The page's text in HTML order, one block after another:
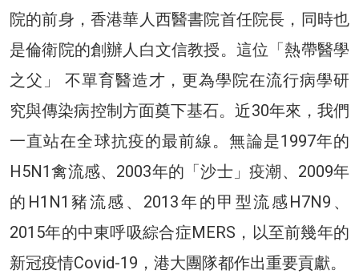
院的前身，香港華人西醫書院首任院長，同時也
是倫衛院的創辦人白文信教授。這位「熱帶醫學
之父」 不單育醫造才，更為學院在流行病學研
究與傳染病控制方面奠下基石。近30年來，我們
一直站在全球抗疫的最前線。無論是1997年的
H5N1禽流感、2003年的「沙士」疫潮、2009年
的H1N1豬流感、2013年的甲型流感H7N9、
2015年的中東呼吸綜合症MERS，以至前幾年的
新冠疫情Covid-19，港大團隊都作出重要貢獻。